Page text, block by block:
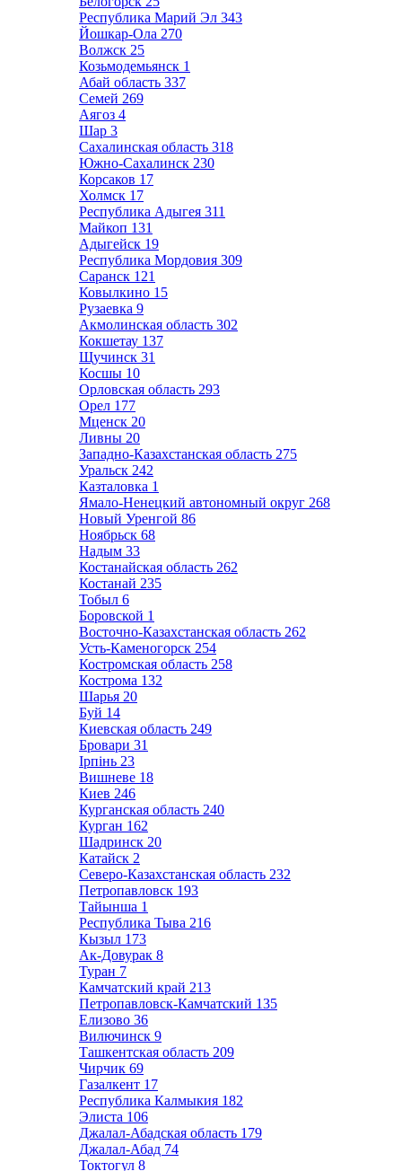
Республика Марий Эл 343
Йошкар-Ола 270
Волжск 25
Козьмодемьянск 1
Абай область 337
Семей 269
Аягоз 4
Шар 3
Сахалинская область 318
Южно-Сахалинск 230
Корсаков 17
Холмск 17
Республика Адыгея 311
Майкоп 131
Адыгейск 19
Республика Мордовия 309
Саранск 121
Ковылкино 15
Рузаевка 9
Акмолинская область 302
Кокшетау 137
Щучинск 31
Косшы 10
Орловская область 293
Орел 177
Мценск 20
Ливны 20
Западно-Казахстанская область 275
Уральск 242
Казталовка 1
Ямало-Ненецкий автономный округ 268
Новый Уренгой 86
Ноябрьск 68
Надым 33
Костанайская область 262
Костанай 235
Тобыл 6
Боровской 1
Восточно-Казахстанская область 262
Усть-Каменогорск 254
Костромская область 258
Кострома 132
Шарья 20
Буй 14
Киевская область 249
Бровари 31
Ірпінь 23
Вишневе 18
Киев 246
Курганская область 240
Курган 162
Шадринск 20
Катайск 2
Северо-Казахстанская область 232
Петропавловск 193
Тайынша 1
Республика Тыва 216
Кызыл 173
Ак-Довурак 8
Туран 7
Камчатский край 213
Петропавловск-Камчатский 135
Елизово 36
Вилючинск 9
Ташкентская область 209
Чирчик 69
Газалкент 17
Республика Калмыкия 182
Элиста 106
Джалал-Абадская область 179
Джалал-Абад 74
Токтогул 8